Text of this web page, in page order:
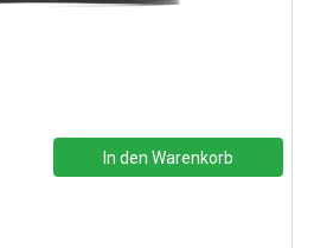
In den Warenkorb